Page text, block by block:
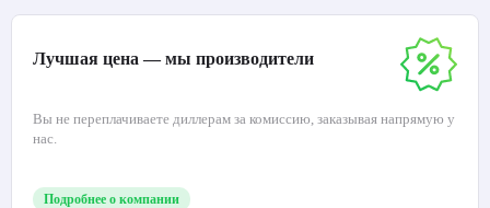
Лучшая цена — мы производители
Вы не переплачиваете диллерам за комиссию, заказывая напрямую у
нас.
Подробнее о компании